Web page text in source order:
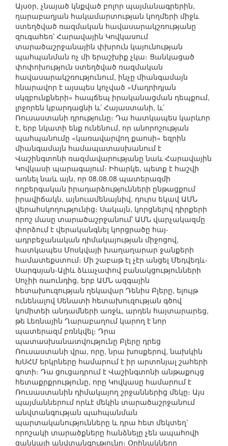
Այսօր, չնայած կնքված բոլոր պայմանագրերին,
ղարաբաղյան հակամարտության կողմերի միջև
ստեղծված ռազմական հավասարակշռությանը
զուգահեռ՝ Հարավային Կովկասում
տարածաշրջանային փխրուն կայունության
պահպանման ոչ մի երաշխիք չկա։ Ցանկացած
փոփոխություն ստեղծված ռազմական
հավասարակշռությունում, ինչը միանգամայն
հնարավոր է այսպես կոչված «Մադրիդյան
սկզբունքների» հապճեպ իրականացման դեպքում,
լրջորեն կբարդացնի և՛ Հայաստանի, և՛
Ռուսաստանի դրությունը։ Դա հատկապես կարևոր
է, երբ նկատի ենք ունենում, որ անորոշության
պահպանումը «կառավարվող քաոսի» եզրին
միանգամայն համապատասխանում է
Վաշինգտոնի ռազմավարությանը նաև Հարավային
Կովկասի պարագայում։ Իհարկե, պետք է հաշվի
առնել նաև այն, որ 08.08.08 պատերազմի
ողբերգական իրադարձությունների ընթացքում
իրավիճակն, այնուամենայնիվ, դուրս եկավ ԱՄՆ
վերահսկողությունից։ Սակայն, կորցնելով դիրքերի
որոշ մասը տարածաշրջանում՝ ԱՄՆ վարչակազմը
փորձում է վերականգնել կորցրածը հայ-
ադրբեջանական դիմակայության միջոցով,
հատկապես Մոսկվայի խաղաղարար ջանքերի
համատեքստում։ Մի շաբաթ էլ չէր անցել Մեդվեդև-
Սարգսյան-Ալիև ձևաչափով բանակցությունների
Սոչիի ռաունդից, երբ ԱՄՆ ազգային
հետախուզության ղեկավար Դենիս Բլերը, ելույթ
ունենալով Սենատի հետախուզության գծով
կոմիտեի անդամների առջև, արդեն հայտարարեց,
թե Լեռնային Ղարաբաղում կարող է նոր
պատերազմ բռնկվել։ Դրա
պատասխանատվությունը Բլերը դրեց
Ռուսաստանի վրա, որը, նրա խոսքերով, նախկին
ԽՍՀՄ երկրները համարում է իր արտոնյալ շահերի
գոտի։ Դա ցուցադրում է Վաշինգտոնի անթաքույց
հետաքրքրությունը, որը Կովկասը համարում է
Ռուսաստանին դիմակայող շրջաններից մեկը։ Այս
պայմաններում որևէ մեկին տարածաշրջանում
անվտանգության պահպանման
պարտականությունները և դրա հետ մեկտեղ՝
որոշակի տարածքները հանձնելը չեն ապահովի
ցանկալի անվտանգությունը։ Օրինակները